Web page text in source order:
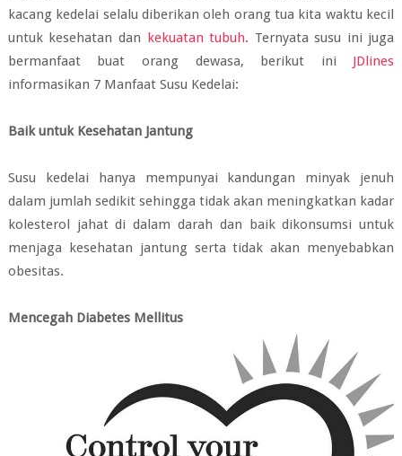
kacang kedelai selalu diberikan oleh orang tua kita waktu kecil
untuk kesehatan dan kekuatan tubuh. Ternyata susu ini juga
bermanfaat buat orang dewasa, berikut ini JDlines
informasikan 7 Manfaat Susu Kedelai:
Baik untuk Kesehatan Jantung
Susu kedelai hanya mempunyai kandungan minyak jenuh
dalam jumlah sedikit sehingga tidak akan meningkatkan kadar
kolesterol jahat di dalam darah dan baik dikonsumsi untuk
menjaga kesehatan jantung serta tidak akan menyebabkan
obesitas.
Mencegah Diabetes Mellitus